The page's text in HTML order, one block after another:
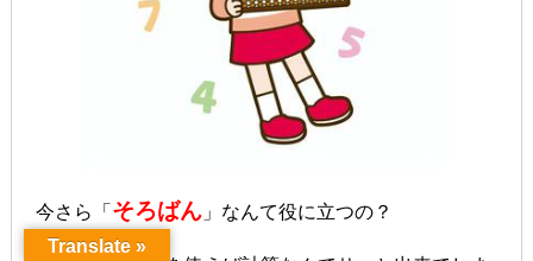
今さら「 そろばん」なんて役に立つの？
Translate »